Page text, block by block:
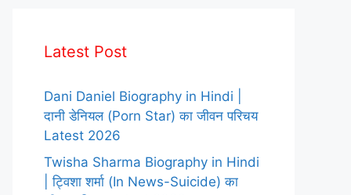
Latest Post
Dani Daniel Biography in Hindi |
दानी डेनियल (Porn Star) का जीवन परिचय
Latest 2026
Twisha Sharma Biography in Hindi
| ट्विशा शर्मा (In News-Suicide) का